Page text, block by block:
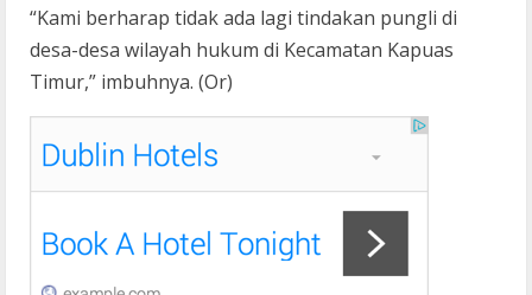
“Kami berharap tidak ada lagi tindakan pungli di
desa-desa wilayah hukum di Kecamatan Kapuas
Timur,” imbuhnya. (Or)